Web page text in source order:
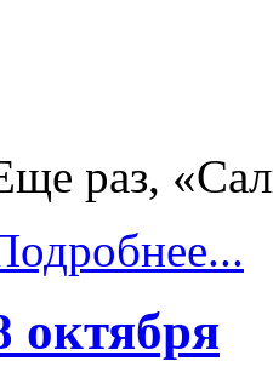
раз,
октября